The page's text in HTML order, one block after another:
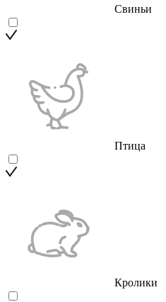
Свиньи
Птица
Кролики